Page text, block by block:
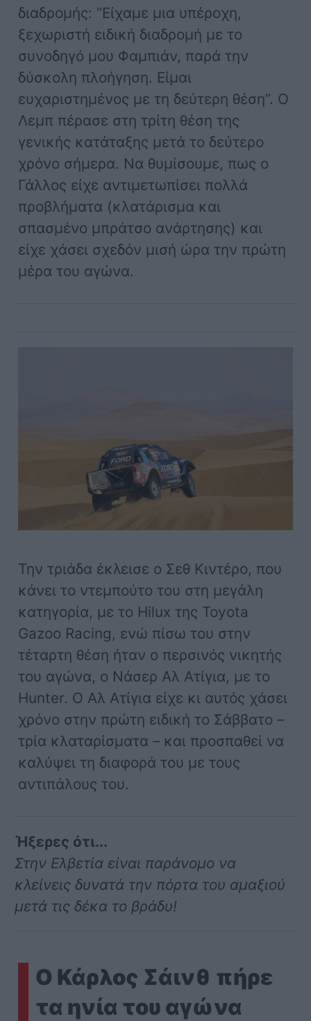
διαδρομής: “Είχαμε μια υπέροχη,
ξεχωριστή ειδική διαδρομή με το
συνοδηγό μου Φαμπιάν, παρά την
δύσκολη πλοήγηση. Είμαι
ευχαριστημένος με τη δεύτερη θέση”. Ο
Λεμπ πέρασε στη τρίτη θέση της
γενικής κατάταξης μετά το δεύτερο
χρόνο σήμερα. Να θυμίσουμε, πως ο
Γάλλος είχε αντιμετωπίσει πολλά
προβλήματα (κλατάρισμα και
σπασμένο μπράτσο ανάρτησης) και
είχε χάσει σχεδόν μισή ώρα την πρώτη
μέρα του αγώνα.
Την τριάδα έκλεισε ο Σεθ Κιντέρο, που
κάνει το ντεμπούτο του στη μεγάλη
κατηγορία, με το Hilux της Toyota
Gazoo Racing, ενώ πίσω του στην
τέταρτη θέση ήταν ο περσινός νικητής
του αγώνα, ο Νάσερ Αλ Ατίγια, με το
Hunter. Ο Αλ Ατίγια είχε κι αυτός χάσει
χρόνο στην πρώτη ειδική το Σάββατο –
τρία κλαταρίσματα – και προσπαθεί να
καλύψει τη διαφορά του με τους
αντιπάλους του.
Ήξερες ότι...
Στην Ελβετία είναι παράνομο να
κλείνεις δυνατά την πόρτα του αμαξιού
μετά τις δέκα το βράδυ!
Ο Κάρλος Σάινθ πήρε
τα ηνία του αγώνα